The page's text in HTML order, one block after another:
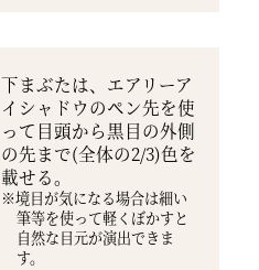
下まぶたは、エアリーア
イシャドウのペン先を使
って目頭から黒目の外側
の先まで(全体の2/3)色を
載せる。
※境目が気になる場合は細い
筆等を使って軽くぼかすと
自然な目元が演出できま
す。